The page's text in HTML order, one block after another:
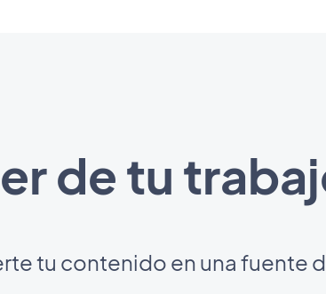
de tu
tu contenido en una fuente